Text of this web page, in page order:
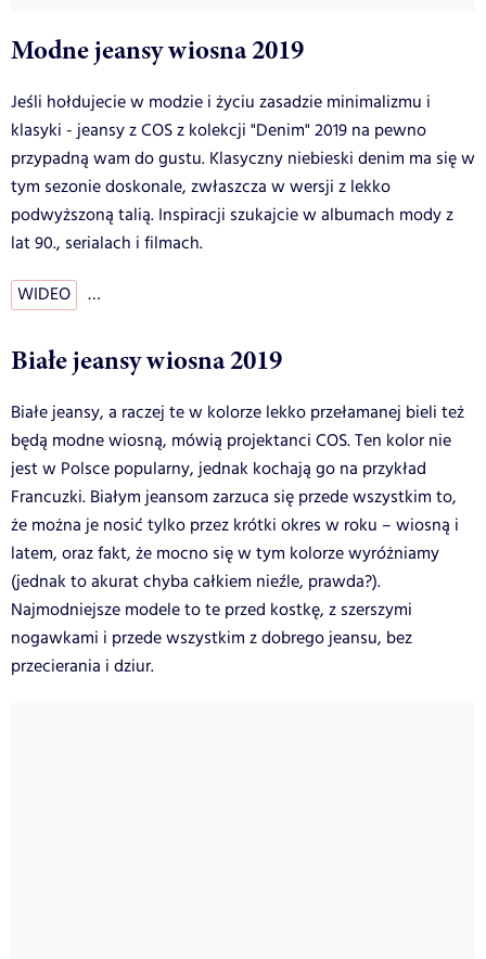
Modne jeansy wiosna 2019
Jeśli hołdujecie w modzie i życiu zasadzie minimalizmu i
klasyki - jeansy z COS z kolekcji "Denim" 2019 na pewno
przypadną wam do gustu. Klasyczny niebieski denim ma się w
tym sezonie doskonale, zwłaszcza w wersji z lekko
podwyższoną talią. Inspiracji szukajcie w albumach mody z
lat 90., serialach i filmach.
WIDEO …
Białe jeansy wiosna 2019
Białe jeansy, a raczej te w kolorze lekko przełamanej bieli też
będą modne wiosną, mówią projektanci COS. Ten kolor nie
jest w Polsce popularny, jednak kochają go na przykład
Francuzki. Białym jeansom zarzuca się przede wszystkim to,
że można je nosić tylko przez krótki okres w roku – wiosną i
latem, oraz fakt, że mocno się w tym kolorze wyróżniamy
(jednak to akurat chyba całkiem nieźle, prawda?).
Najmodniejsze modele to te przed kostkę, z szerszymi
nogawkami i przede wszystkim z dobrego jeansu, bez
przecierania i dziur.